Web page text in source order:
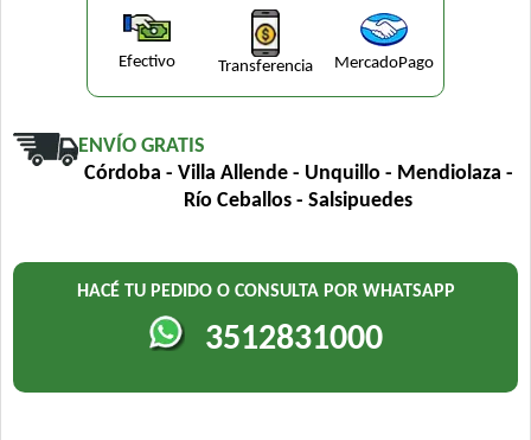
Efectivo Transferencia MercadoPago
ENVÍO GRATIS
Córdoba - Villa Allende - Unquillo - Mendiolaza -
Río Ceballos - Salsipuedes
HACÉ TU PEDIDO O CONSULTA POR WHATSAPP
3512831000